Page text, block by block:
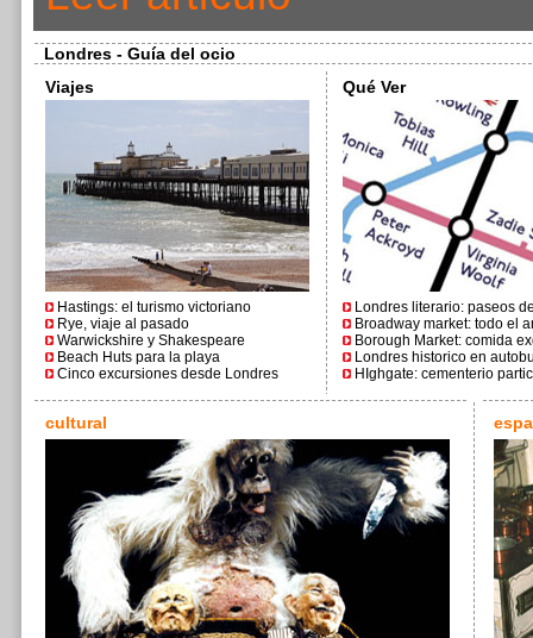
Londres - Guía del ocio
Viajes
Hastings: el turismo victoriano
Rye, viaje al pasado
Warwickshire y Shakespeare
Beach Huts para la playa
Cinco excursiones desde Londres
Qué Ver
Londres literario: paseos
Broadway market: todo el
Borough Market: comida
Londres historico en
HIghgate: cementerio
cultural